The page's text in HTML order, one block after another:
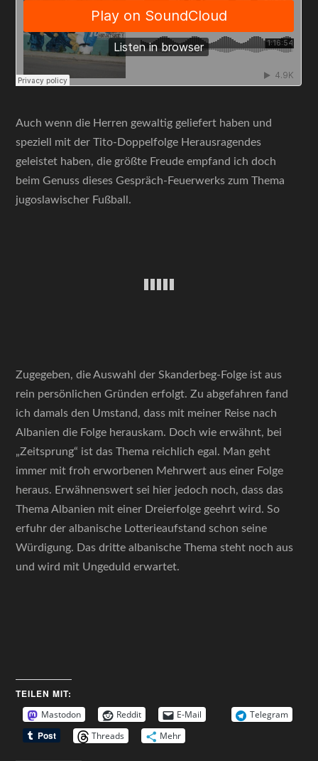
Auch wenn die Herren gewaltig geliefert haben und
speziell mit der Tito-Doppelfolge Herausragendes
geleistet haben, die größte Freude empfand ich doch
beim Genuss dieses Gespräch-Feuerwerks zum Thema
jugoslawischer Fußball.
Zugegeben, die Auswahl der Skanderbeg-Folge ist aus
rein persönlichen Gründen erfolgt. Zu abgefahren fand
ich damals den Umstand, dass mit meiner Reise nach
Albanien die Folge herauskam. Doch wie erwähnt, bei
„Zeitsprung“ ist das Thema reichlich egal. Man geht
immer mit froh erworbenen Mehrwert aus einer Folge
heraus. Erwähnenswert sei hier jedoch noch, dass das
Thema Albanien mit einer Dreierfolge geehrt wird. So
erfuhr der albanische Lotterieaufstand schon seine
Würdigung. Das dritte albanische Thema steht noch aus
und wird mit Ungeduld erwartet.
TEILEN MIT:
Mastodon Reddit E-Mail
Telegram
Threads
Mehr